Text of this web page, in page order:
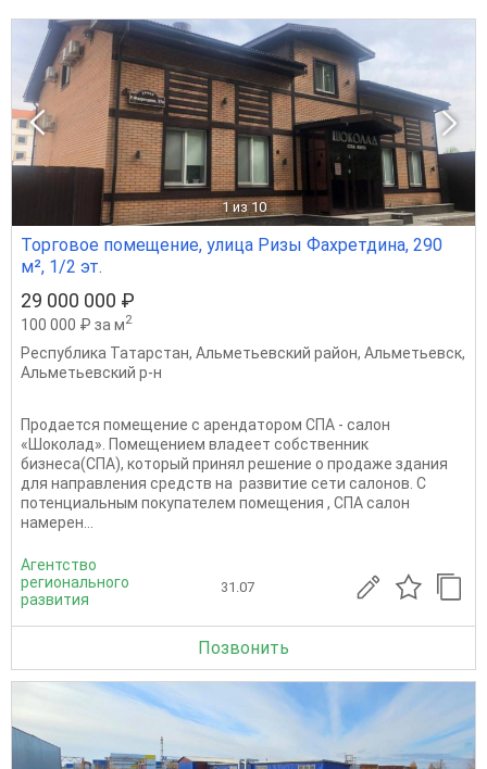
1 из 10
Торговое помещение, улица Ризы Фахретдина, 290
м², 1/2 эт.
29 000 000 ₽
100 000 ₽ за м2
Республика Татарстан, Альметьевский район, Альметьевск,
Альметьевский р-н
Продается помещение с арендатором СПА - салон
«Шоколад». Помещением владеет собственник
бизнеса(СПА), который принял решение о продаже здания
для направления средств на развитие сети салонов. С
потенциальным покупателем помещения , СПА салон
намерен...
Агентство
регионального
развития
31.07
Позвонить